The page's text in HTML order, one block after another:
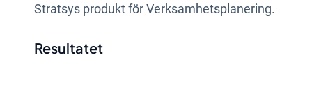
Stratsys produkt för Verksamhetsplanering.
Resultatet